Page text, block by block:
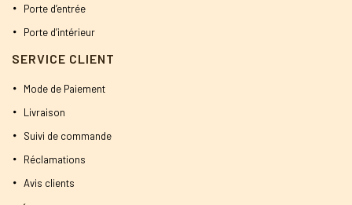
Porte d’entrée
Porte d’intérieur
SERVICE CLIENT
Mode de Paiement
Livraison
Suivi de commande
Réclamations
Avis clients